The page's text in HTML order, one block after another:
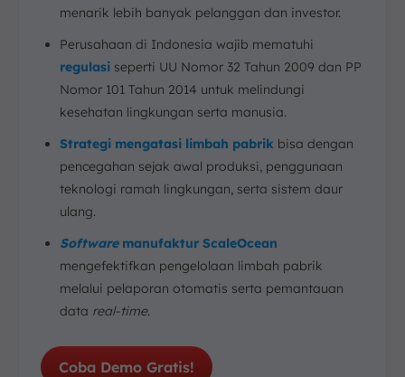
menarik lebih banyak pelanggan dan investor.
Perusahaan di Indonesia wajib mematuhi
regulasi seperti UU Nomor 32 Tahun 2009 dan PP
Nomor 101 Tahun 2014 untuk melindungi
kesehatan lingkungan serta manusia.
Strategi mengatasi limbah pabrik bisa dengan
pencegahan sejak awal produksi, penggunaan
teknologi ramah lingkungan, serta sistem daur
ulang.
Softwaremanufaktur ScaleOcean
mengefektifkan pengelolaan limbah pabrik
melalui pelaporan otomatis serta pemantauan
data real-time.
Coba Demo Gratis!